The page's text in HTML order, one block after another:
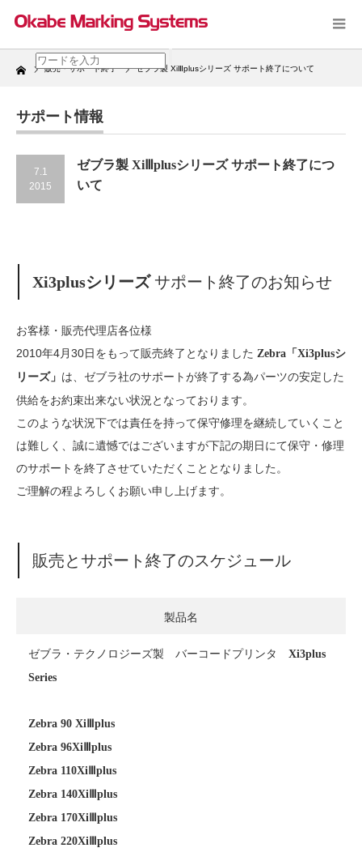
Home 販売・サポート終了 ゼブラ製 XiⅢplusシリーズ サポート終了について
サポート情報
7.1
2015
ゼブラ製 XiⅢplusシリーズ サポート終了につ
いて
Xi3plusシリーズサポート終了のお知らせ
お客様・販売代理店各位様
2010年4月30日をもって販売終了となりました Zebra「Xi3plusシ
リーズ」 は、ゼブラ社のサポートが終了する為パーツの安定した
供給をお約束出来ない状況となっております。
このような状況下では責任を持って保守修理を継続していくこと
は難しく、誠に遺憾ではございますが下記の期日にて保守・修理
のサポートを終了させていただくこととなりました。
ご理解の程よろしくお願い申し上げます。
販売とサポート終了のスケジュール
製品名
ゼブラ・テクノロジーズ製 バーコードプリンタ Xi3plus
Series
Zebra 90 XiⅢplus
Zebra 96XiⅢplus
Zebra 110XiⅢplus
Zebra 140XiⅢplus
Zebra 170XiⅢplus
Zebra 220XiⅢ plus